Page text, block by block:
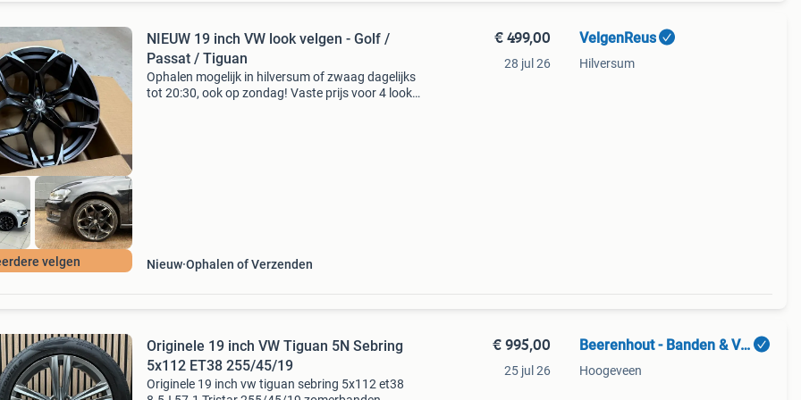
velgen
NIEUW 19 inch VW look velgen - Golf /
Passat / Tiguan
Ophalen mogelijk in hilversum of zwaag dagelijks
tot 20:30, ook op zondag! Vaste prijs voor 4 look
Nieuw Ophalen of Verzenden
€ 499,00
28 jul 26
VelgenReus
Hilversum
Originele 19 inch VW Tiguan 5N Sebring
5x112 ET38 255/45/19
Originele 19 inch vw tiguan sebring 5x112 et38
€ 995,00
25 jul 26
Beerenhout - Banden & Velgen
Hoogeveen